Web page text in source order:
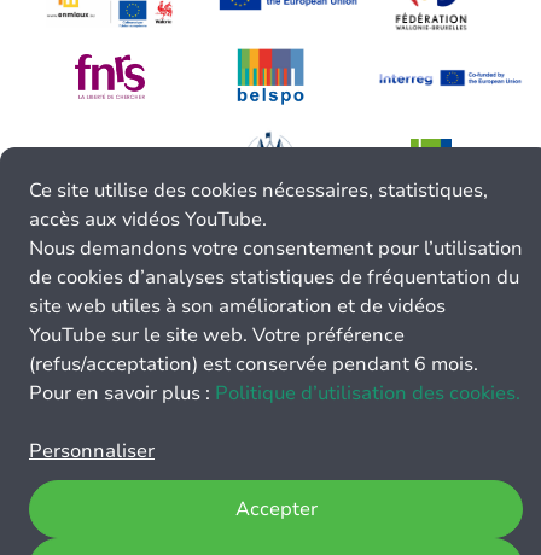
Ce site utilise des cookies nécessaires, statistiques,
accès aux vidéos YouTube.
Nous demandons votre consentement pour l’utilisation
de cookies d’analyses statistiques de fréquentation du
site web utiles à son amélioration et de vidéos
YouTube sur le site web. Votre préférence
(refus/acceptation) est conservée pendant 6 mois.
Pour en savoir plus : Politique d’utilisation des cookies.
Personnaliser
Accepter